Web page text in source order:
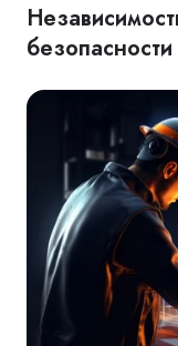
безопасности